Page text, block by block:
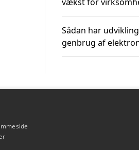
Sådan har
genbrug af